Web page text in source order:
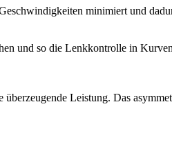
minimiert und
und so die Lenkkontrolle in
Leistung. Das